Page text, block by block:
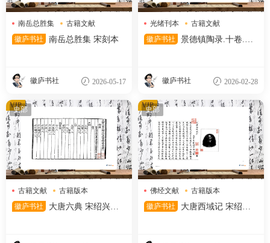
南岳总胜集
古籍文献
古籍版本
徽庐书社 南岳总胜集 宋刻本
徽庐书社 2026-05-17
光绪刊本
古籍文献
工艺典籍
徽庐书社
景德镇陶录.十卷.清.
徽庐书社 2026-02-28
史部
古籍文献
古籍版本
宋刻本
徽庐书社
大唐六典 宋绍兴四
VIP 史部
佛经文献
古籍版本
大唐西域记
徽庐书社
大唐西域记 宋绍兴
VIP